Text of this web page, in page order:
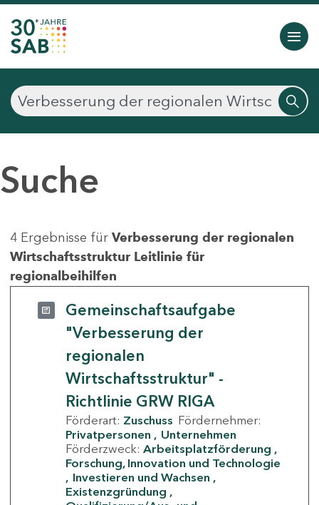
Suche
4 Ergebnisse für Verbesserung der regionalen
Wirtschaftsstruktur Leitlinie für
regionalbeihilfen
Gemeinschaftsaufgabe
"Verbesserung der
regionalen
Wirtschaftsstruktur" -
Richtlinie GRW RIGA
Förderart: Zuschuss Fördernehmer:
Privatpersonen
Unternehmen
Förderzweck: Arbeitsplatzförderung
Forschung, Innovation und Technologie
Investieren und Wachsen
Existenzgründung